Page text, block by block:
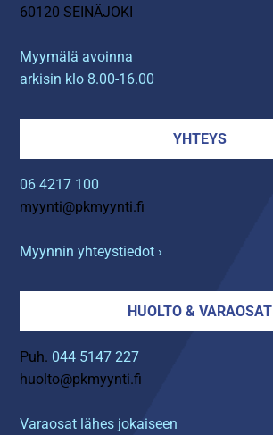
60120 SEINÄJOKI
Myymälä avoinna
arkisin klo 8.00-16.00
YHTEYS
06 4217 100
myynti@pkmyynti.fi
Myynnin yhteystiedot ›
HUOLTO & VARAOSAT
Puh. 044 5147 227
huolto@pkmyynti.fi
Varaosat lähes jokaiseen